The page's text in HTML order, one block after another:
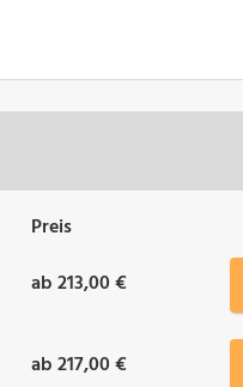
Preis
ab 213,00 €
ab 217,00 €